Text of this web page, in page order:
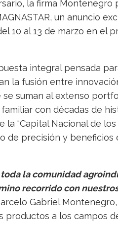
la firma Montenegro
un anuncio
10 al 13 de marzo en el
integral pensada
la fusión entre
suman al extenso
con décadas de
“Capital Nacional de los
de precisión y beneficios
la comunidad
recorrido con
Gabriel
productos a los campos